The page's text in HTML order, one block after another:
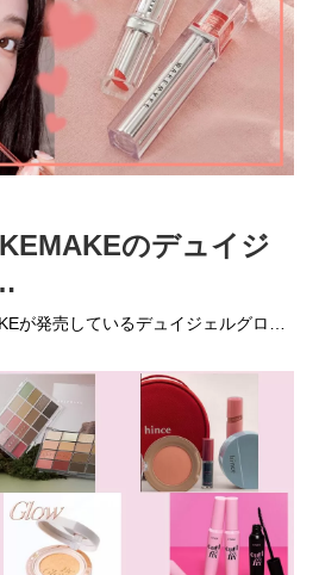
のデュイジ
が発売しているデュイジェルグロ…